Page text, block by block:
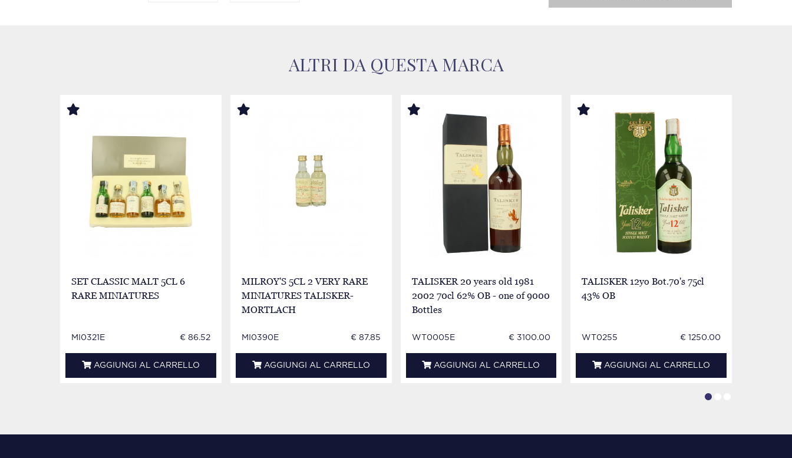
ALTRI DA QUESTA MARCA
SET CLASSIC MALT 5CL 6
RARE MINIATURES
MI0321E € 86.52
AGGIUNGI AL CARRELLO
MILROY'S 5CL 2 VERY RARE
MINIATURES TALISKER-
MORTLACH
MI0390E € 87.85
AGGIUNGI AL CARRELLO
TALISKER 20 years old 1981
2002 70cl 62% OB - one of 9000
Bottles
WT0005E € 3100.00
AGGIUNGI AL CARRELLO
TALISKER 12yo Bot.70's 75cl
43% OB
WT0255 € 1250.00
AGGIUNGI AL CARRELLO